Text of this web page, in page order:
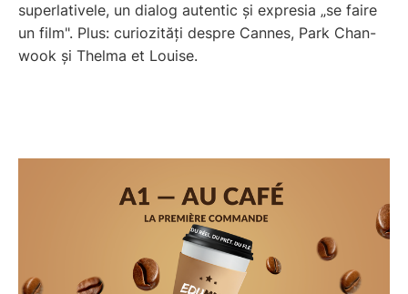
superlativele, un dialog autentic și expresia „se faire
un film". Plus: curiozități despre Cannes, Park Chan-
wook și Thelma et Louise.